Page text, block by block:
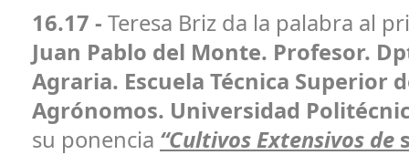
16.17 - Teresa Briz da la palabra al
Juan Pablo del Monte. Profesor.
Agraria. Escuela Técnica Superior
Agrónomos. Universidad
su ponencia “Cultivos Extensivos de